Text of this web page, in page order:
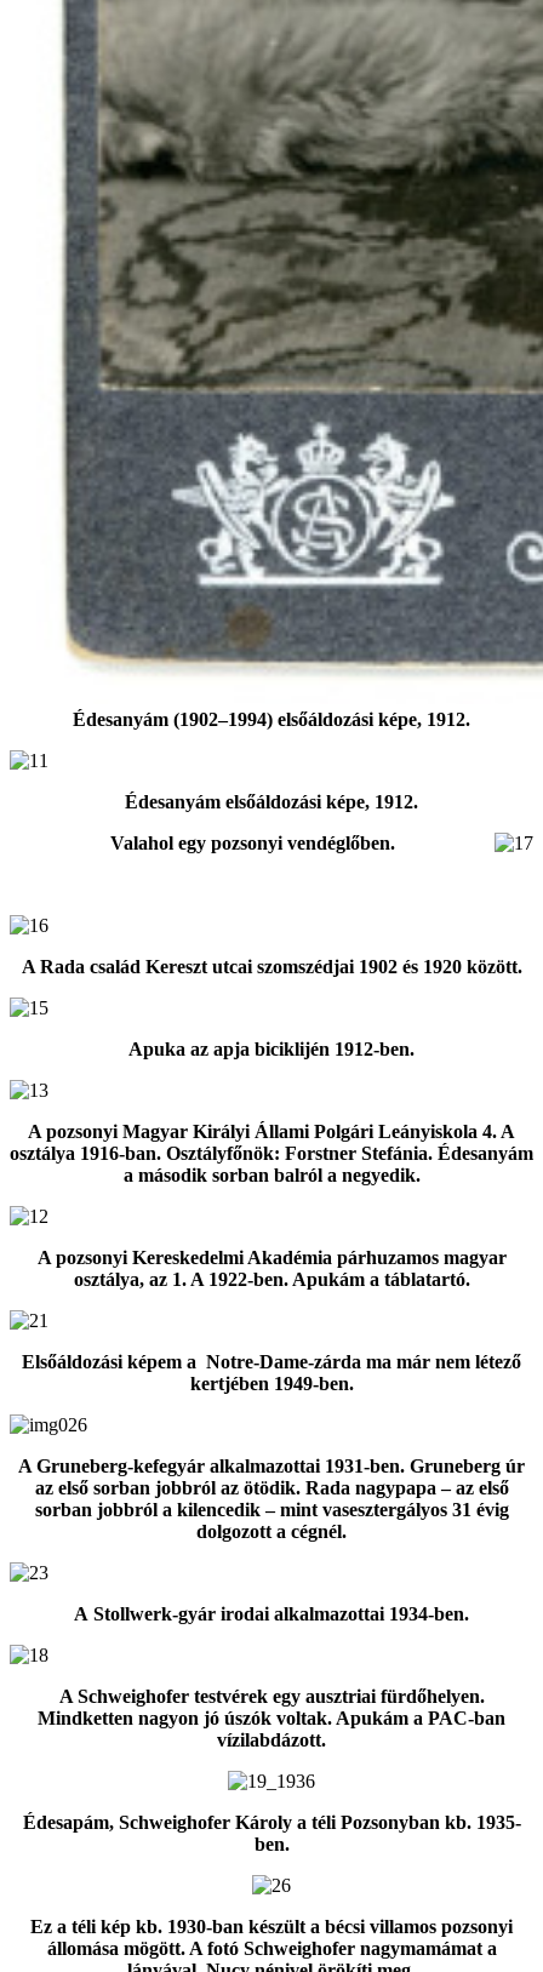
Édesanyám (1902‒1994) elsőáldozási képe, 1912.
Édesanyám elsőáldozási képe, 1912.
Valahol egy pozsonyi vendéglőben.
A Rada család Kereszt utcai szomszédjai 1902 és 1920 között.
Apuka az apja biciklijén 1912-ben.
A pozsonyi Magyar Királyi Állami Polgári Leányiskola 4. A
osztálya 1916-ban. Osztályfőnök: Forstner Stefánia. Édesanyám
a második sorban balról a negyedik.
A pozsonyi Kereskedelmi Akadémia párhuzamos magyar
osztálya, az 1. A 1922-ben. Apukám a táblatartó.
Elsőáldozási képem a Notre-Dame-zárda ma már nem létező
kertjében 1949-ben.
A Gruneberg-kefegyár alkalmazottai 1931-ben. Gruneberg úr
az első sorban jobbról az ötödik. Rada nagypapa ‒ az első
sorban jobbról a kilencedik ‒ mint vasesztergályos 31 évig
dolgozott a cégnél.
A Stollwerk-gyár irodai alkalmazottai 1934-ben.
A Schweighofer testvérek egy ausztriai fürdőhelyen.
Mindketten nagyon jó úszók voltak. Apukám a PAC-ban
vízilabdázott.
Édesapám, Schweighofer Károly a téli Pozsonyban kb. 1935-
ben.
Ez a téli kép kb. 1930-ban készült a bécsi villamos pozsonyi
állomása mögött. A fotó Schweighofer nagymamámat a